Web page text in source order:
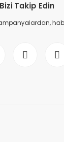
Takip Edin